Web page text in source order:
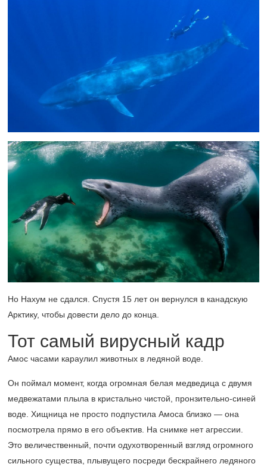
Но Нахум не сдался. Спустя 15 лет он вернулся в канадскую
Арктику, чтобы довести дело до конца.
Тот самый вирусный кадр
Амос часами караулил животных в ледяной воде.
Он поймал момент, когда огромная белая медведица с двумя
медвежатами плыла в кристально чистой, пронзительно-синей
воде. Хищница не просто подпустила Амоса близко — она
посмотрела прямо в его объектив. На снимке нет агрессии.
Это величественный, почти одухотворенный взгляд огромного
сильного существа, плывущего посреди бескрайнего ледяного